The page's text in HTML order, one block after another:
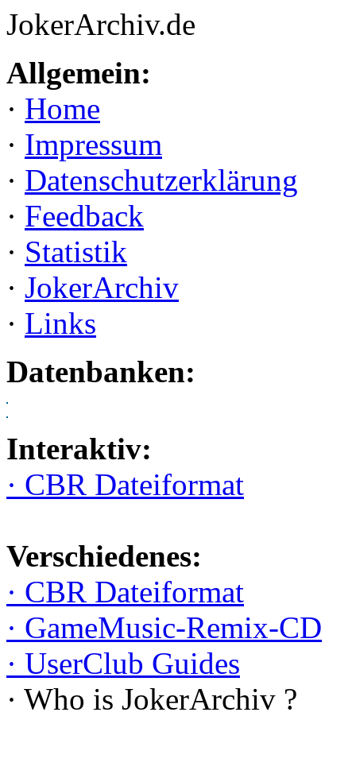
JokerArchiv.de
Allgemein:
· Home
· Impressum
· Datenschutzerklärung
· Feedback
· Statistik
· JokerArchiv
· Links
Datenbanken:
Interaktiv:
· CBR Dateiformat
Verschiedenes:
· CBR Dateiformat
· GameMusic-Remix-CD
· UserClub Guides
· Who is JokerArchiv ?